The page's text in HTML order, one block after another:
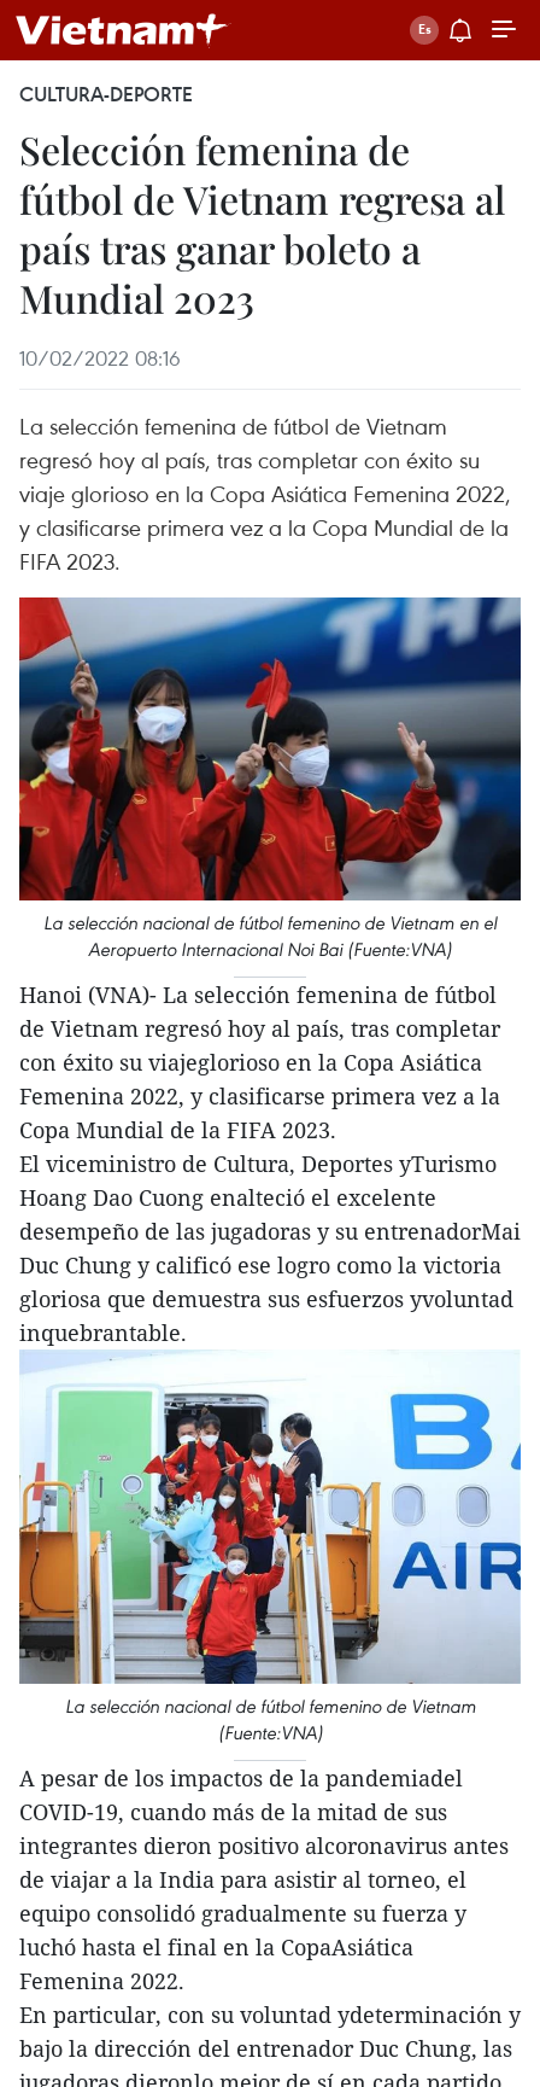
CULTURA-DEPORTE
Selección femenina de
fútbol de Vietnam regresa al
país tras ganar boleto a
Mundial 2023
10/02/2022 08:16
La selección femenina de fútbol de Vietnam
regresó hoy al país, tras completar con éxito su
viaje glorioso en la Copa Asiática Femenina 2022,
y clasificarse primera vez a la Copa Mundial de la
FIFA 2023.
La selección nacional de fútbol femenino de Vietnam en el
Aeropuerto Internacional Noi Bai (Fuente:VNA)
Hanoi (VNA)- La selección femenina de fútbol
de Vietnam regresó hoy al país, tras completar
con éxito su viajeglorioso en la Copa Asiática
Femenina 2022, y clasificarse primera vez a la
Copa Mundial de la FIFA 2023.
El viceministro de Cultura, Deportes yTurismo
Hoang Dao Cuong enalteció el excelente
desempeño de las jugadoras y su entrenadorMai
Duc Chung y calificó ese logro como la victoria
gloriosa que demuestra sus esfuerzos yvoluntad
inquebrantable.
La selección nacional de fútbol femenino de Vietnam
(Fuente:VNA)
A pesar de los impactos de la pandemiadel
COVID-19, cuando más de la mitad de sus
integrantes dieron positivo alcoronavirus antes
de viajar a la India para asistir al torneo, el
equipo consolidó gradualmente su fuerza y
luchó hasta el final en la CopaAsiática
Femenina 2022.
En particular, con su voluntad ydeterminación y
bajo la dirección del entrenador Duc Chung, las